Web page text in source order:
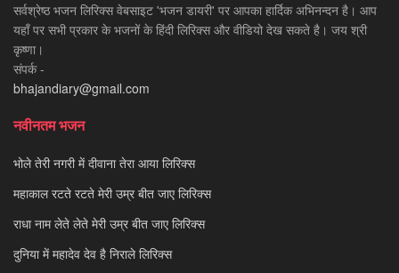
सर्वश्रेष्ठ भजन लिरिक्स वेबसाइट 'भजन डायरी' पर आपका हार्दिक अभिनन्दन है। आप
यहाँ पर सभी प्रकार के भजनों के हिंदी लिरिक्स और वीडियो देख सकते है। जय श्री
कृष्णा।
संपर्क -
bhajandiary@gmail.com
नवीनतम भजन
भोले तेरी नगरी में दीवाना तेरा आया लिरिक्स
महाकाल रटते रटते मेरी उम्र बीत जाए लिरिक्स
राधा नाम लेते लेते मेरी उम्र बीत जाए लिरिक्स
दुनिया में महादेव देव है निराले लिरिक्स